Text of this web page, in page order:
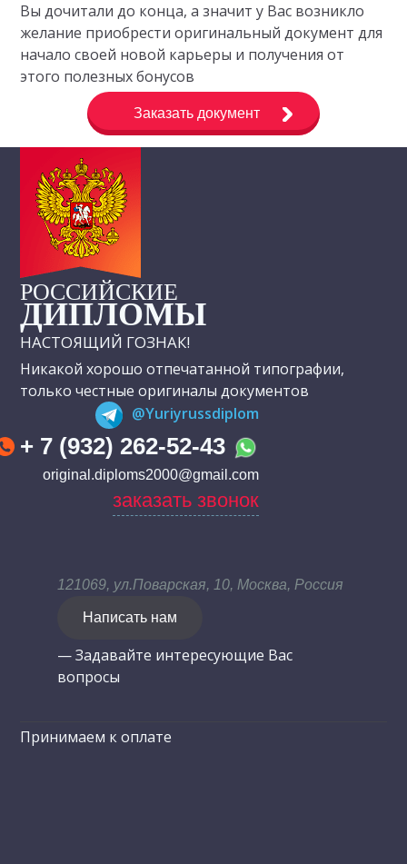
Вы дочитали до конца, а значит у Вас возникло
желание приобрести оригинальный документ для
начало своей новой карьеры и получения от
этого полезных бонусов
Заказать документ
РОССИЙСКИЕ
ДИПЛОМЫ
НАСТОЯЩИЙ ГОЗНАК!
Никакой хорошо отпечатанной типографии,
только честные оригиналы документов
@Yuriyrussdiplom
+ 7 (932) 262-52-43
original.diploms2000@gmail.com
заказать звонок
121069, ул.Поварская, 10, Москва, Россия
Написать нам
— Задавайте интересующие Вас
вопросы
Принимаем к оплате